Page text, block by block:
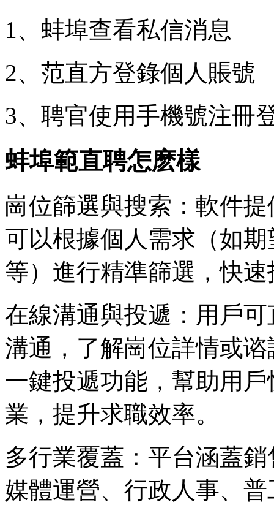
1、蚌埠查看私信消息
2、范直方登錄個人賬號
3、聘官使用手機號注冊
蚌埠範直聘怎麽樣
崗位篩選與搜索：軟件
可以根據個人需求（如
等）進行精準篩選，快
在線溝通與投遞：用戶
溝通，了解崗位詳情或
一鍵投遞功能，幫助用
業，提升求職效率。
多行業覆蓋：平台涵蓋
媒體運營、行政人事、